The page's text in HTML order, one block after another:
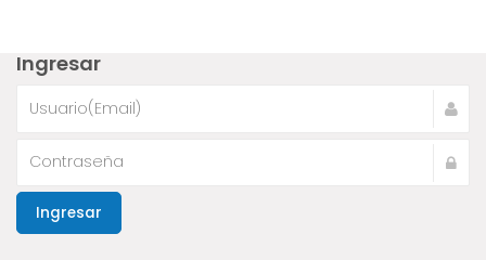
Ingresar
Ingresar